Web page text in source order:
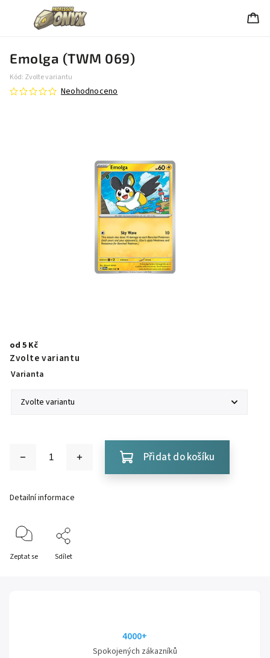
Emolga (TWM 069)
Kód: Zvolte variantu
Neohodnoceno
od 5 Kč
Zvolte variantu
Varianta
Přidat do košíku
Detailní informace
Zeptat se Sdílet
4000+
Spokojených zákazníků